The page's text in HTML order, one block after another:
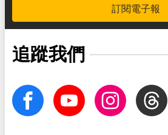
訂閱電子報
追蹤我們
facebook Youtube InstagramThreads